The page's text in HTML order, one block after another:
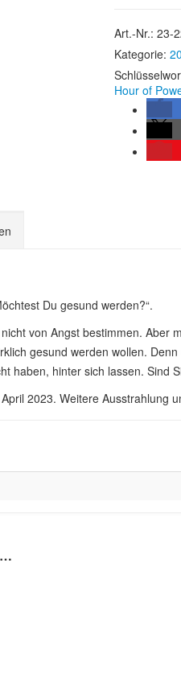
Art.-Nr.: 23-
Kategorie:
Hour of
Du gesund werden?“.
von Angst bestimmen. Aber
gesund werden wollen.
haben, hinter sich lassen. Sind
2023. Weitere Ausstrahlung
…